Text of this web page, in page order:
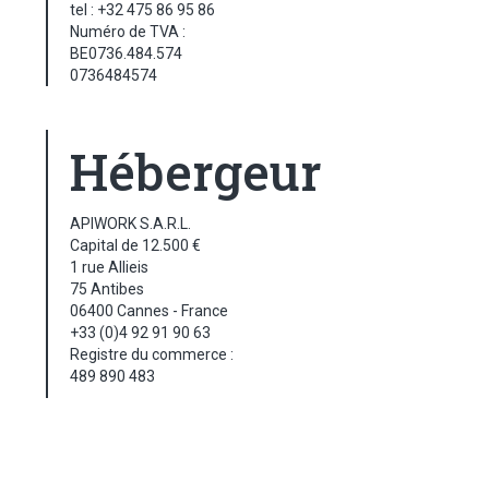
tel : +32 475 86 95 86
Numéro de TVA :
BE0736.484.574
0736484574
Hébergeur
APIWORK S.A.R.L.
Capital de 12.500 €
1 rue Allieis
75 Antibes
06400 Cannes - France
+33 (0)4 92 91 90 63
Registre du commerce :
489 890 483